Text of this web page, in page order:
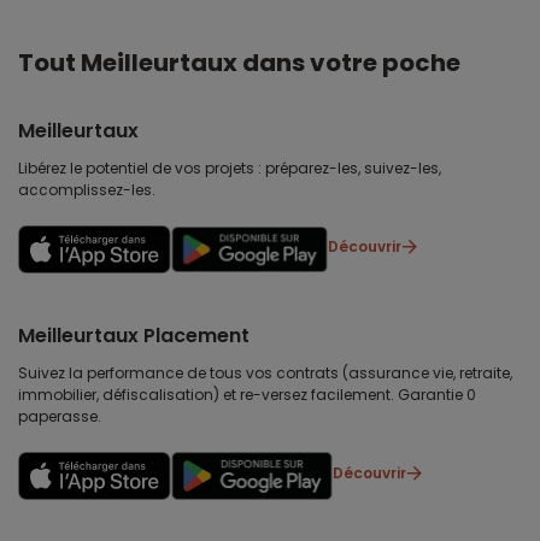
Tout Meilleurtaux dans votre poche
Meilleurtaux
Libérez le potentiel de vos projets : préparez-les, suivez-les,
accomplissez-les.
Découvrir
Meilleurtaux Placement
Suivez la performance de tous vos contrats (assurance vie, retraite,
immobilier, défiscalisation) et re-versez facilement. Garantie 0
paperasse.
Découvrir